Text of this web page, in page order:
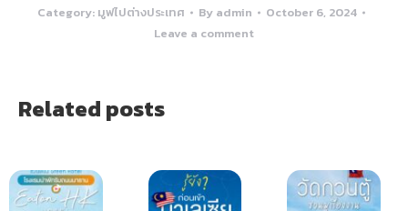
Category: มูฟไปต่างประเทศ By admin
October 6, 2024
Leave a comment
Related posts